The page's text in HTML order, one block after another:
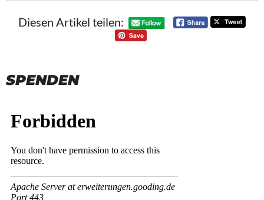
Diesen Artikel teilen:
SPENDEN